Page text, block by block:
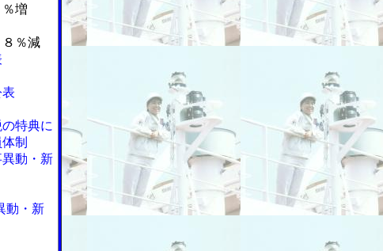
増
％減
特典に
制
動・新
動・新